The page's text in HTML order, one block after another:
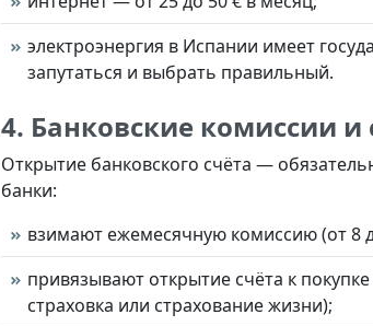
электроэнергия в Испании имеет
запутаться и выбрать правильный.
4. Банковские комиссии
Открытие банковского счёта —
банки:
взимают ежемесячную комиссию (от 8
привязывают открытие счёта к
страховка или страхование жизни);